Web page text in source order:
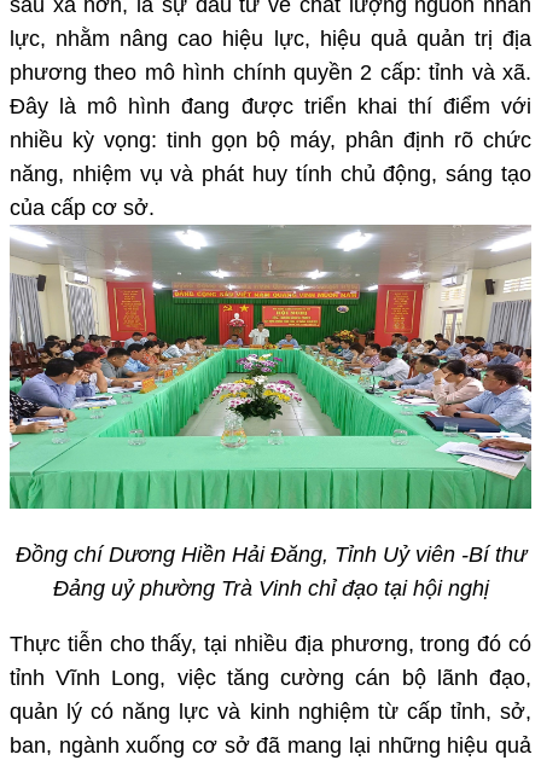
lực, nhằm nâng cao hiệu lực, hiệu quả quản trị địa
phương theo mô hình chính quyền 2 cấp: tỉnh và xã.
Đây là mô hình đang được triển khai thí điểm với
nhiều kỳ vọng: tinh gọn bộ máy, phân định rõ chức
năng, nhiệm vụ và phát huy tính chủ động, sáng tạo
của cấp cơ sở.
Đồng chí Dương Hiền Hải Đăng, Tỉnh Uỷ viên -Bí thư
Đảng uỷ phường Trà Vinh chỉ đạo tại hội nghị
Thực tiễn cho thấy, tại nhiều địa phương, trong đó có
tỉnh Vĩnh Long, việc tăng cường cán bộ lãnh đạo,
quản lý có năng lực và kinh nghiệm từ cấp tỉnh, sở,
ban, ngành xuống cơ sở đã mang lại những hiệu quả